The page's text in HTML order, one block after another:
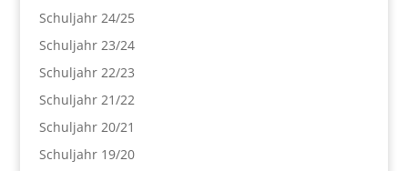
Schuljahr 24/25
Schuljahr 23/24
Schuljahr 22/23
Schuljahr 21/22
Schuljahr 20/21
Schuljahr 19/20